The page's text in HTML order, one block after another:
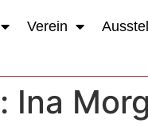
Verein
Ina